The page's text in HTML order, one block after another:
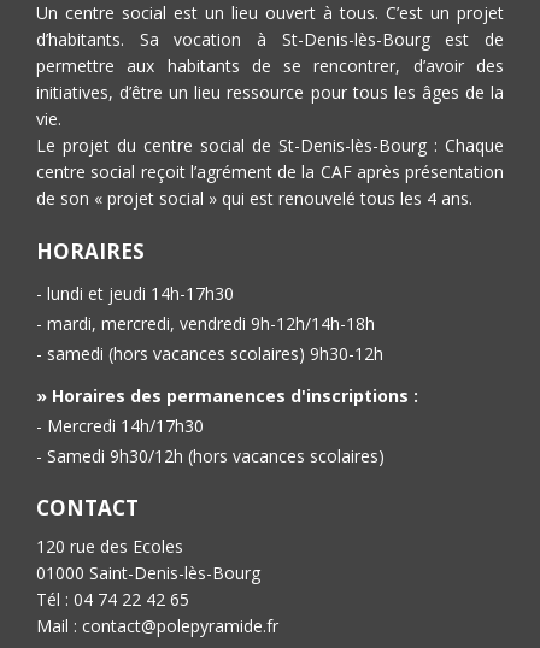
Un centre social est un lieu ouvert à tous. C’est un projet
d’habitants. Sa vocation à St-Denis-lès-Bourg est de
permettre aux habitants de se rencontrer, d’avoir des
initiatives, d’être un lieu ressource pour tous les âges de la
vie.
Le projet du centre social de St-Denis-lès-Bourg : Chaque
centre social reçoit l’agrément de la CAF après présentation
de son « projet social » qui est renouvelé tous les 4 ans.
HORAIRES
- lundi et jeudi 14h-17h30
- mardi, mercredi, vendredi 9h-12h/14h-18h
- samedi (hors vacances scolaires) 9h30-12h
» Horaires des permanences d'inscriptions :
- Mercredi 14h/17h30
- Samedi 9h30/12h (hors vacances scolaires)
CONTACT
120 rue des Ecoles
01000 Saint-Denis-lès-Bourg
Tél : 04 74 22 42 65
Mail : contact@polepyramide.fr